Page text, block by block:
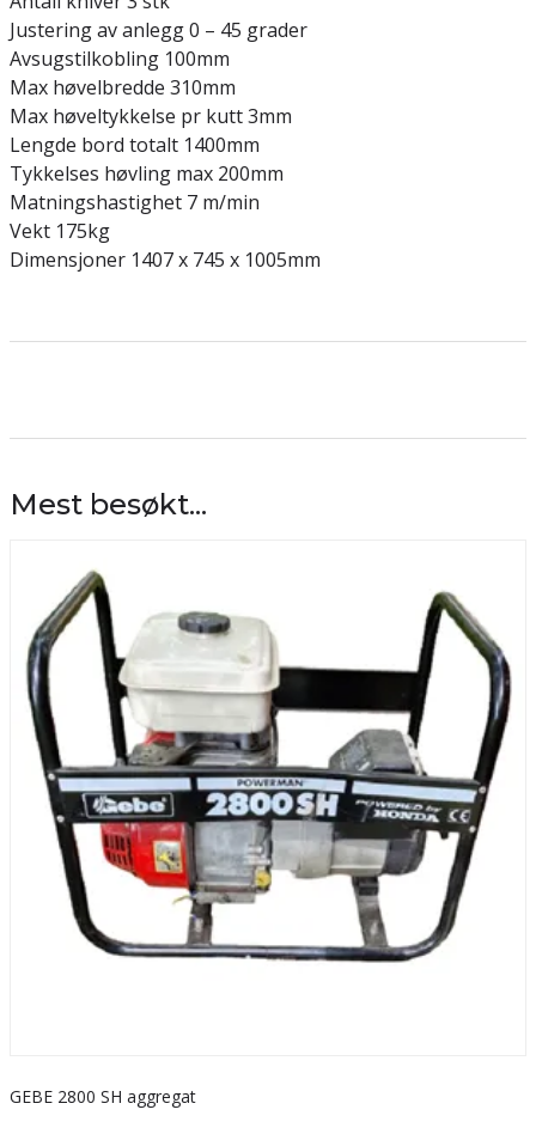
Justering av anlegg 0 – 45 grader
Avsugstilkobling 100mm
Max høvelbredde 310mm
Max høveltykkelse pr kutt 3mm
Lengde bord totalt 1400mm
Tykkelses høvling max 200mm
Matningshastighet 7 m/min
Vekt 175kg
Dimensjoner 1407 x 745 x 1005mm
Mest besøkt...
GEBE 2800 SH aggregat